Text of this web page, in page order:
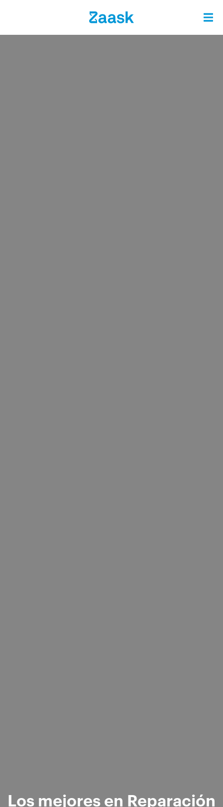
Los mejores en Reparación